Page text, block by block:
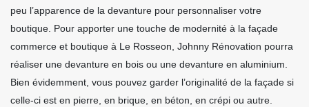
peu l’apparence de la devanture pour personnaliser votre
boutique. Pour apporter une touche de modernité à la façade
commerce et boutique à Le Rosseon, Johnny Rénovation pourra
réaliser une devanture en bois ou une devanture en aluminium.
Bien évidemment, vous pouvez garder l’originalité de la façade si
celle-ci est en pierre, en brique, en béton, en crépi ou autre.